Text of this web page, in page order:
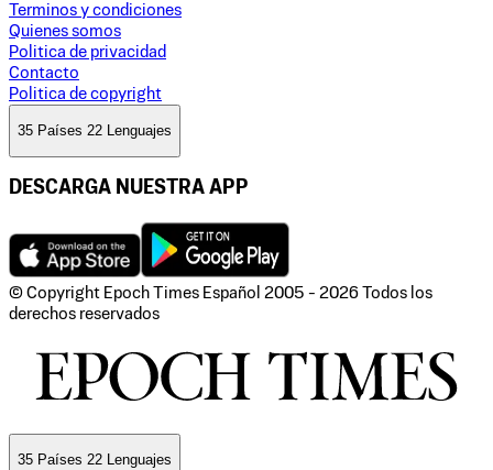
Terminos y condiciones
Quienes somos
Politica de privacidad
Contacto
Politica de copyright
35 Países 22 Lenguajes
DESCARGA NUESTRA APP
© Copyright Epoch Times Español 2005 - 2026 Todos los
derechos reservados
35 Países 22 Lenguajes